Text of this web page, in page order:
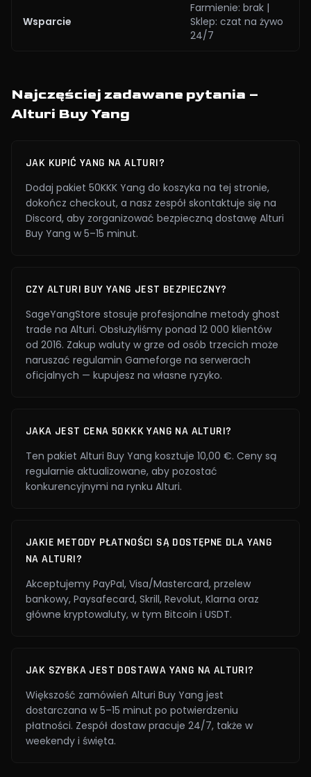
Wsparcie
Farmienie: brak |
Sklep: czat na żywo
24/7
Najczęściej zadawane pytania –
Alturi Buy Yang
JAK KUPIĆ YANG NA ALTURI?
Dodaj pakiet 50KKK Yang do koszyka na tej stronie,
dokończ checkout, a nasz zespół skontaktuje się na
Discord, aby zorganizować bezpieczną dostawę Alturi
Buy Yang w 5–15 minut.
CZY ALTURI BUY YANG JEST BEZPIECZNY?
SageYangStore stosuje profesjonalne metody ghost
trade na Alturi. Obsłużyliśmy ponad 12 000 klientów
od 2016. Zakup waluty w grze od osób trzecich może
naruszać regulamin Gameforge na serwerach
oficjalnych — kupujesz na własne ryzyko.
JAKA JEST CENA 50KKK YANG NA ALTURI?
Ten pakiet Alturi Buy Yang kosztuje 10,00 €. Ceny są
regularnie aktualizowane, aby pozostać
konkurencyjnymi na rynku Alturi.
JAKIE METODY PŁATNOŚCI SĄ DOSTĘPNE DLA YANG
NA ALTURI?
Akceptujemy PayPal, Visa/Mastercard, przelew
bankowy, Paysafecard, Skrill, Revolut, Klarna oraz
główne kryptowaluty, w tym Bitcoin i USDT.
JAK SZYBKA JEST DOSTAWA YANG NA ALTURI?
Większość zamówień Alturi Buy Yang jest
dostarczana w 5–15 minut po potwierdzeniu
płatności. Zespół dostaw pracuje 24/7, także w
weekendy i święta.